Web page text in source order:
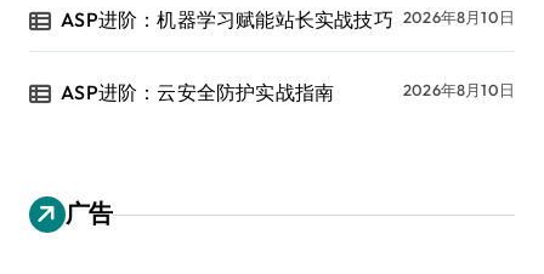
ASP进阶：机器学习赋能站长实战技巧 2026年8月10日
ASP进阶：云安全防护实战指南 2026年8月10日
广告